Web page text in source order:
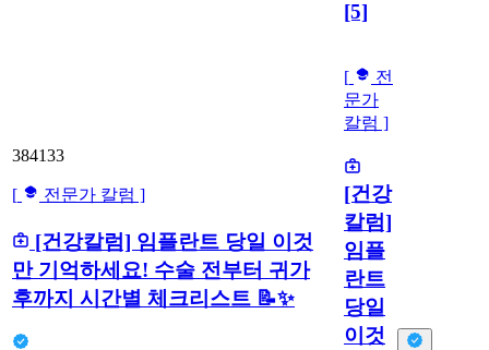
[5]
384133
[ 전문가 칼럼 ]
[건강칼럼] 임플란트 당일 이것
만 기억하세요! 수술 전부터 귀가
후까지 시간별 체크리스트 📝✨
[
전
문가
칼럼 ]
[건강
칼럼]
임플
란트
당일
이것